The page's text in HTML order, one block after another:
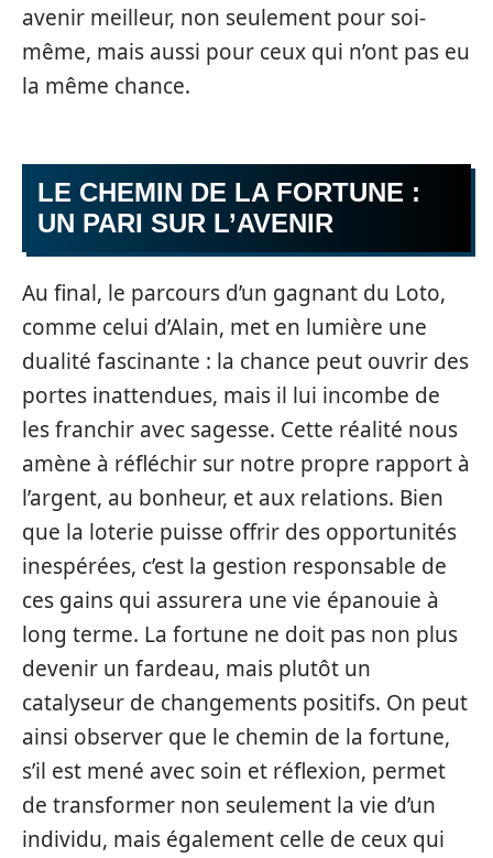
avenir meilleur, non seulement pour soi-
même, mais aussi pour ceux qui n’ont pas eu
la même chance.
LE CHEMIN DE LA FORTUNE :
UN PARI SUR L’AVENIR
Au final, le parcours d’un gagnant du Loto,
comme celui d’Alain, met en lumière une
dualité fascinante : la chance peut ouvrir des
portes inattendues, mais il lui incombe de
les franchir avec sagesse. Cette réalité nous
amène à réfléchir sur notre propre rapport à
l’argent, au bonheur, et aux relations. Bien
que la loterie puisse offrir des opportunités
inespérées, c’est la gestion responsable de
ces gains qui assurera une vie épanouie à
long terme. La fortune ne doit pas non plus
devenir un fardeau, mais plutôt un
catalyseur de changements positifs. On peut
ainsi observer que le chemin de la fortune,
s’il est mené avec soin et réflexion, permet
de transformer non seulement la vie d’un
individu, mais également celle de ceux qui